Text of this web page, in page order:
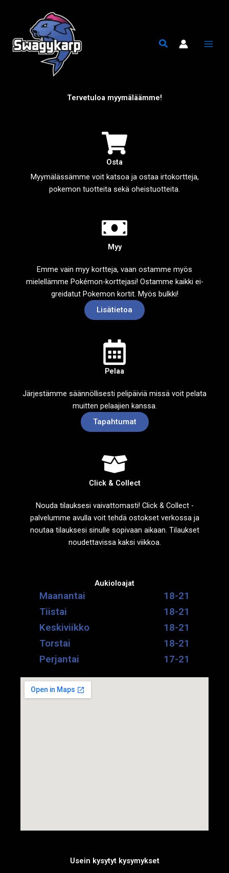
Tervetuloa myymäläämme!
Osta
Myymälässämme voit katsoa ja ostaa irtokortteja,
pokemon tuotteita sekä oheistuotteita.
Myy
Emme vain myy kortteja, vaan ostamme myös
mielellämme Pokémon-korttejasi! Ostamme kaikki ei-
greidatut Pokemon kortit. Myös bulkki!
Lisätietoa
Pelaa
Järjestämme säännöllisesti pelipäiviä missä voit pelata
muitten pelaajien kanssa.
Tapahtumat
Click & Collect
Nouda tilauksesi vaivattomasti! Click & Collect -
palvelumme avulla voit tehdä ostokset verkossa ja
noutaa tilauksesi sinulle sopivaan aikaan. Tilaukset
noudettavissa kaksi viikkoa.
Aukioloajat
Maanantai
18-21
Tiistai
18-21
Keskiviikko
18-21
Torstai
18-21
Perjantai
17-21
Usein kysytyt kysymykset